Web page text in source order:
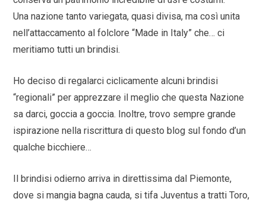
Una nazione tanto variegata, quasi divisa, ma così unita
nell’attaccamento al folclore “Made in Italy” che… ci
meritiamo tutti un brindisi.
Ho deciso di regalarci ciclicamente alcuni brindisi
“regionali” per apprezzare il meglio che questa Nazione
sa darci, goccia a goccia. Inoltre, trovo sempre grande
ispirazione nella riscrittura di questo blog sul fondo d’un
qualche bicchiere…
Il brindisi odierno arriva in direttissima dal Piemonte,
dove si mangia bagna cauda, si tifa Juventus a tratti Toro,